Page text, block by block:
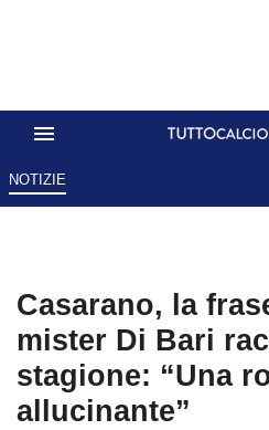
NOTIZIE
Casarano, la
mister Di Bari
stagione: “Una
allucinante”